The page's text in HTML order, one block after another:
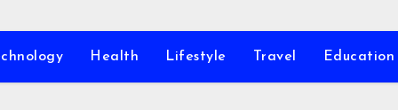
Health Lifestyle Travel Education